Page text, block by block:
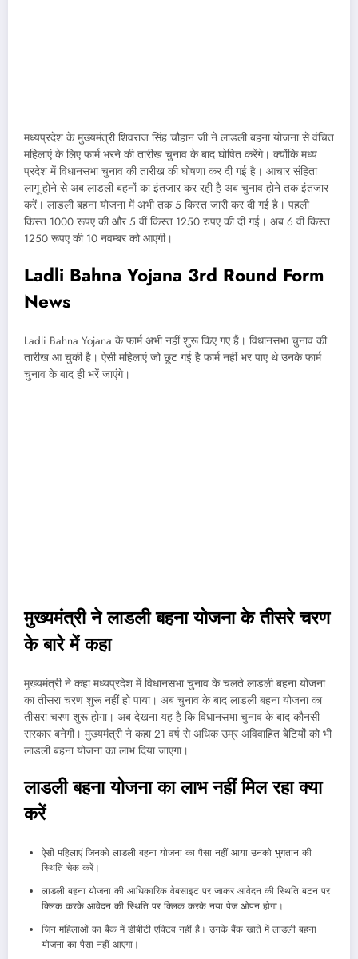
मध्यप्रदेश के मुख्यमंत्री शिवराज सिंह चौहान जी ने लाडली बहना योजना से वंचित
महिलाएं के लिए फार्म भरने की तारीख चुनाव के बाद घोषित करेंगे। क्योंकि मध्य
प्रदेश में विधानसभा चुनाव की तारीख की घोषणा कर दी गई है। आचार संहिता
लागू होने से अब लाडली बहनों का इंतजार कर रही है अब चुनाव होने तक इंतजार
करें। लाडली बहना योजना में अभी तक 5 किस्त जारी कर दी गई है। पहली
किस्त 1000 रूपए की और 5 वीं किस्त 1250 रुपए की दी गई। अब 6 वीं किस्त
1250 रूपए की 10 नवम्बर को आएगी।
Ladli Bahna Yojana 3rd Round Form
News
Ladli Bahna Yojana के फार्म अभी नहीं शुरू किए गए हैं। विधानसभा चुनाव की
तारीख आ चुकी है। ऐसी महिलाएं जो छूट गई है फार्म नहीं भर पाए थे उनके फार्म
चुनाव के बाद ही भरें जाएंगे।
मुख्यमंत्री ने लाडली बहना योजना के तीसरे चरण
के बारे में कहा
मुख्यमंत्री ने कहा मध्यप्रदेश में विधानसभा चुनाव के चलते लाडली बहना योजना
का तीसरा चरण शुरू नहीं हो पाया। अब चुनाव के बाद लाडली बहना योजना का
तीसरा चरण शुरू होगा। अब देखना यह है कि विधानसभा चुनाव के बाद कौनसी
सरकार बनेगी। मुख्यमंत्री ने कहा 21 वर्ष से अधिक उम्र अविवाहित बेटियों को भी
लाडली बहना योजना का लाभ दिया जाएगा।
लाडली बहना योजना का लाभ नहीं मिल रहा क्या
करें
ऐसी महिलाएं जिनको लाडली बहना योजना का पैसा नहीं आया उनको भुगतान की
स्थिति चेक करें।
लाडली बहना योजना की आधिकारिक वेबसाइट पर जाकर आवेदन की स्थिति बटन पर
क्लिक करके आवेदन की स्थिति पर क्लिक करके नया पेज ओपन होगा।
जिन महिलाओं का बैंक में डीबीटी एक्टिव नहीं है। उनके बैंक खाते में लाडली बहना
योजना का पैसा नहीं आएगा।